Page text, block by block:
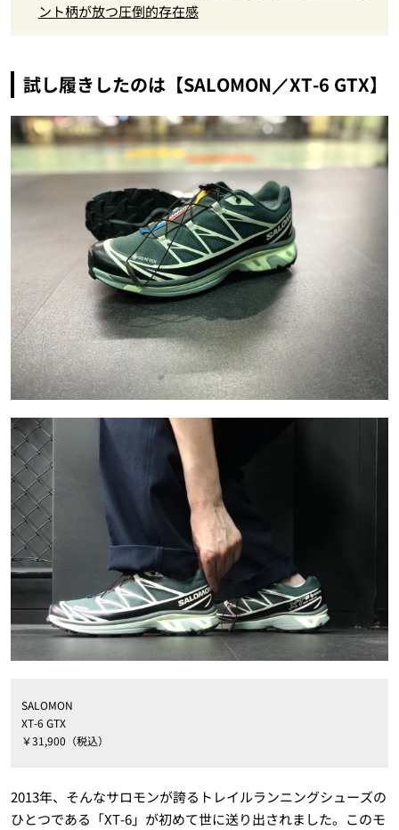
ント柄が放つ圧倒的存在感
試し履きしたのは【SALOMON／XT-6 GTX】
SALOMON
XT-6 GTX
￥31,900（税込）
2013年、そんなサロモンが誇るトレイルランニングシューズの
ひとつである「XT-6」が初めて世に送り出されました。このモ